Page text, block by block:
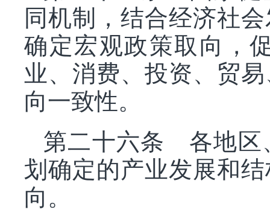
同机制，结合经济社
确定宏观政策取向，
业、消费、投资、贸
向一致性。
第二十六条 各地区
划确定的产业发展和
向。